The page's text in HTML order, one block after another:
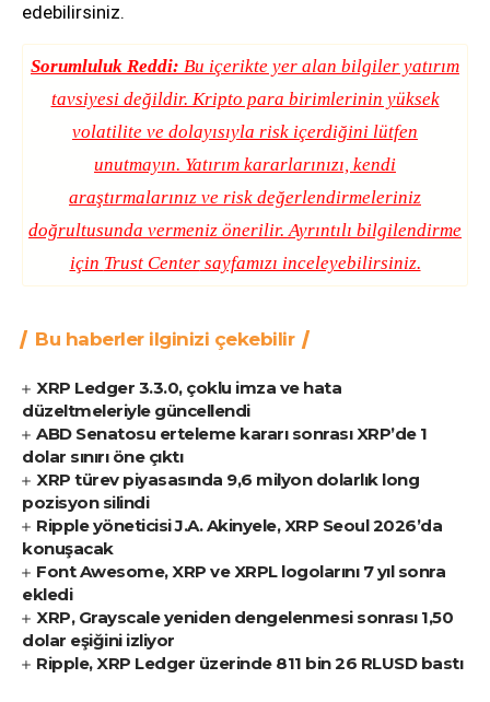
edebilirsiniz.
Sorumluluk Reddi: Bu içerikte yer alan bilgiler yatırım
tavsiyesi değildir. Kripto para birimlerinin yüksek
volatilite ve dolayısıyla risk içerdiğini lütfen
unutmayın. Yatırım kararlarınızı, kendi
araştırmalarınız ve risk değerlendirmeleriniz
doğrultusunda vermeniz önerilir. Ayrıntılı bilgilendirme
için Trust Centersayfamızı inceleyebilirsiniz.
Bu haberler ilginizi çekebilir
XRP Ledger 3.3.0, çoklu imza ve hata
düzeltmeleriyle güncellendi
ABD Senatosu erteleme kararı sonrası XRP’de 1
dolar sınırı öne çıktı
XRP türev piyasasında 9,6 milyon dolarlık long
pozisyon silindi
Ripple yöneticisi J.A. Akinyele, XRP Seoul 2026’da
konuşacak
Font Awesome, XRP ve XRPL logolarını 7 yıl sonra
ekledi
XRP, Grayscale yeniden dengelenmesi sonrası 1,50
dolar eşiğini izliyor
Ripple, XRP Ledger üzerinde 811 bin 26 RLUSD bastı